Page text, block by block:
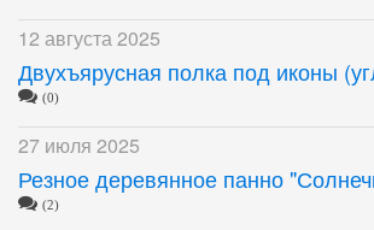
12 августа 2025
Двухъярусная полка под иконы
(0)
27 июля 2025
Резное деревянное панно
(2)